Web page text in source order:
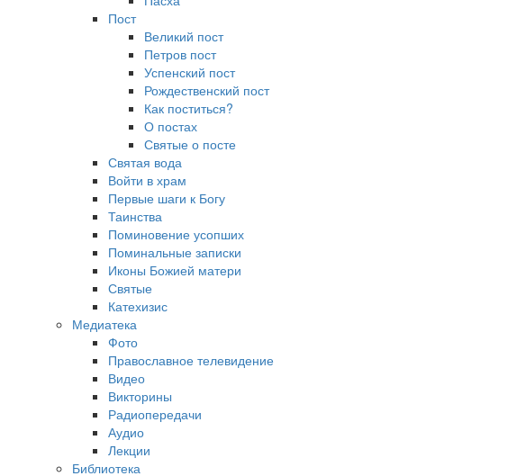
Пост
Великий пост
Петров пост
Успенский пост
Рождественский пост
Как поститься?
О постах
Святые о посте
Святая вода
Войти в храм
Первые шаги к Богу
Таинства
Поминовение усопших
Поминальные записки
Иконы Божией матери
Святые
Катехизис
Медиатека
Фото
Православное телевидение
Видео
Викторины
Радиопередачи
Аудио
Лекции
Библиотека